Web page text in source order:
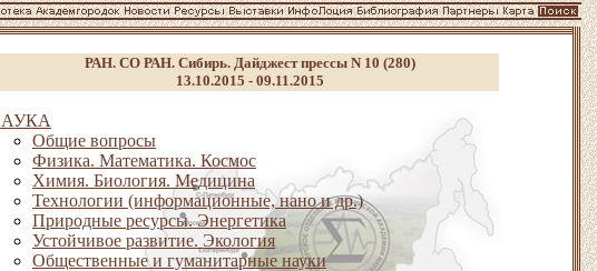
РАН. СО РАН. Сибирь. Дайджест прессы N 10 (280)
13.10.2015 - 09.11.2015
Общие вопросы
Физика. Математика. Космос
Химия. Биология. Медицина
Технологии (информационные, нано и др.)
Природные ресурсы. Энергетика
Устойчивое развитие. Экология
Общественные и гуманитарные науки